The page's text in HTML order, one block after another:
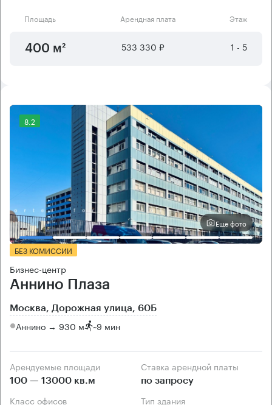
Площадь Арендная плата Этаж
400 м² 533 330 ₽ 1 - 5
8.2
Еще фото
БЕЗ КОМИССИИ
Бизнес-центр
Аннино Плаза
Москва, Дорожная улица, 60Б
Аннино → 930 м ~9 мин
Арендуемые площади
100 — 13000 кв.м
Ставка арендной платы
по запросу
Класс офисов Тип здания